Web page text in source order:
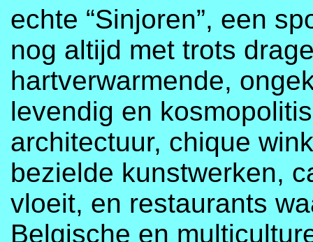
echte “Sinjoren”, een
nog altijd met trots
hartverwarmende,
levendig en
architectuur, chique
bezielde kunstwerken,
vloeit, en restaurants
Belgische en